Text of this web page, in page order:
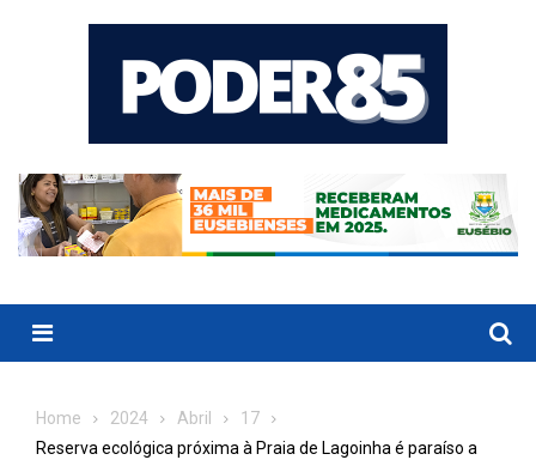
Menu
Home 2024 Abril
17
Reserva ecológica próxima à Praia de Lagoinha é paraíso a